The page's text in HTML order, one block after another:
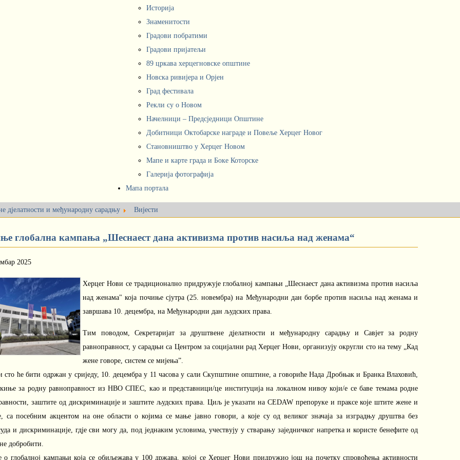
Историја
Знаменитости
Градови побратими
Градови пријатељи
89 цркава херцегновске општине
Новска ривијера и Орјен
Град фестивала
Рекли су о Новом
Начелници – Предсједници Општине
Добитници Октобарске награде и Повеље Херцег Новог
Становништво у Херцег Новом
Мапе и карте града и Боке Которске
Галерија фотографија
Мапа портала
дјелатности и међународну сарадњу Вијести
глобална кампања „Шеснаест дана активизма против насиља над женама“
2025
Херцег Нови се традиционално придружује глобалној кампањи „Шеснаест дана активизма против насиља
над женама" која почиње сјутра (25. новембра) на Међународни дан борбе против насиља над женама и
завршава 10. децембра, на Међународни дан људских права.
Тим поводом, Секретаријат за друштвене дјелатности и међународну сарадњу и Савјет за родну
равноправност, у сарадњи са Центром за социјални рад Херцег Нови, организују округли сто на тему „Кад
жене говоре, систем се мијења”.
сто ће бити одржан у сриједу, 10. децембра у 11 часова у сали Скупштине општине, а говориће Нада Дробњак и Бранка Влаховић,
за родну равноправност из НВО СПЕС, као и представници/це институција на локалном нивоу који/е се баве темама родне
заштите од дискриминације и заштите људских права. Циљ је указати на CEDAW препоруке и праксе које штите жене и
са посебним акцентом на оне области о којима се мање јавно говори, а које су од великог значаја за изградњу друштва без
и дискриминације, гдје сви могу да, под једнаким условима, учествују у стварању заједничког напретка и користе бенефите од
добробити.
о глобалној кампањи која се обиљежава у 100 држава, којој се Херцег Нови придружио још на почетку спровођења активности